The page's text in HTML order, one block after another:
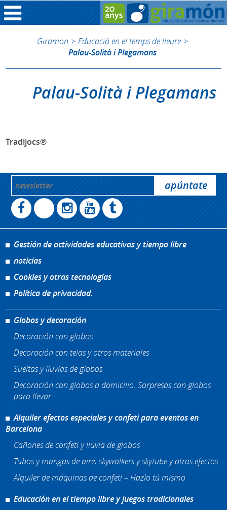
Giramon > Educació en el temps de lleure >
Palau-Solità i Plegamans
Palau-Solità i Plegamans
Tradijocs®
Gestión de actividades educativas y tiempo libre
noticias
Cookies y otras tecnologías
Política de privacidad.
Globos y decoración
Decoración con globos
Decoración con telas y otros materiales
Sueltas y lluvias de globos
Decoración con globos a domicilio. Sorpresas con globos
para llevar.
Alquiler efectos especiales y confeti para eventos en
Barcelona
Cañones de confeti y lluvia de globos
Tubos y mangas de aire, skywalkers y skytube y otros efectos
Alquiler de máquinas de confeti – Hazlo tú mismo
Educación en el tiempo libre y juegos tradicionales